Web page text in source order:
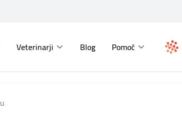
Veterinarji Blog Pomoč